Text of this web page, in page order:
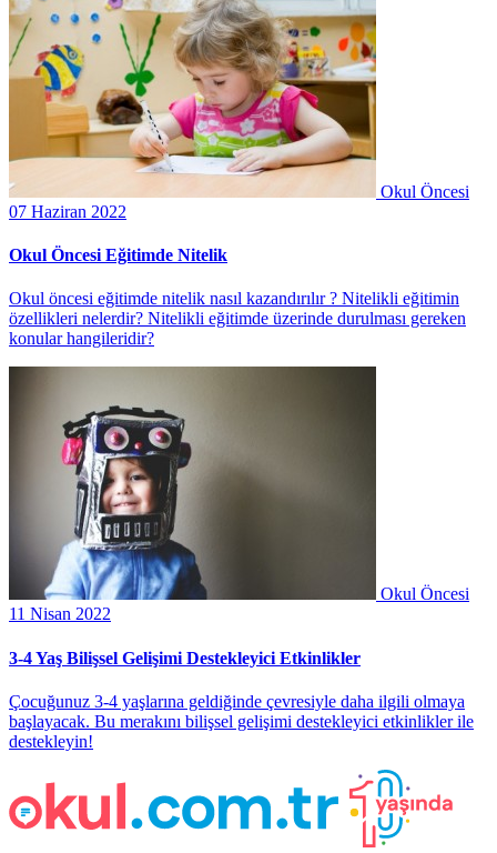
Okul Öncesi
07 Haziran 2022
Okul Öncesi Eğitimde Nitelik
Okul öncesi eğitimde nitelik nasıl kazandırılır ? Nitelikli eğitimin
özellikleri nelerdir? Nitelikli eğitimde üzerinde durulması gereken
konular hangileridir?
Okul Öncesi
11 Nisan 2022
3-4 Yaş Bilişsel Gelişimi Destekleyici Etkinlikler
Çocuğunuz 3-4 yaşlarına geldiğinde çevresiyle daha ilgili olmaya
başlayacak. Bu merakını bilişsel gelişimi destekleyici etkinlikler ile
destekleyin!